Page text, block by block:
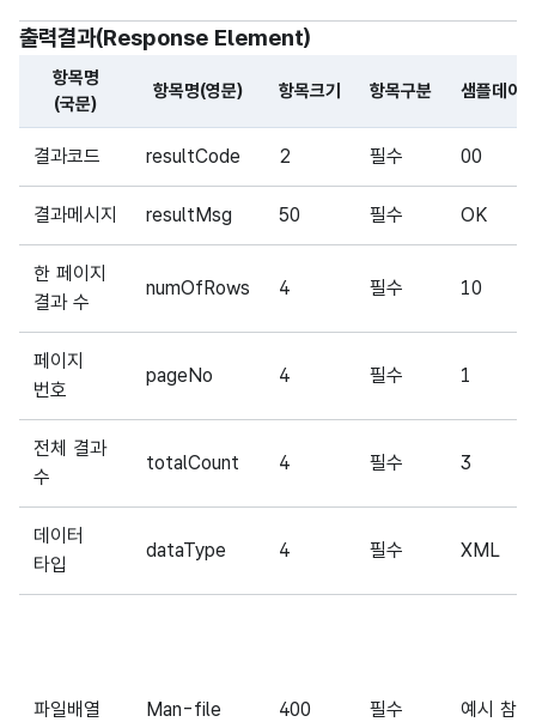
출력결과(Response Element)
해당 오픈API의 출력결과(Response Element) 항목에 대한
항목명
(국문)
항목명(영문) 항목크기 항목구분 샘플데이
결과코드 resultCode 2 필수 00
결과메시지 resultMsg 50 필수 OK
한 페이지
결과 수
numOfRows 4 필수 10
페이지
번호
pageNo 4 필수 1
전체 결과
수
totalCount 4 필수 3
데이터
타입
dataType 4 필수 XML
파일배열 Man-file 400 필수 예시 참조